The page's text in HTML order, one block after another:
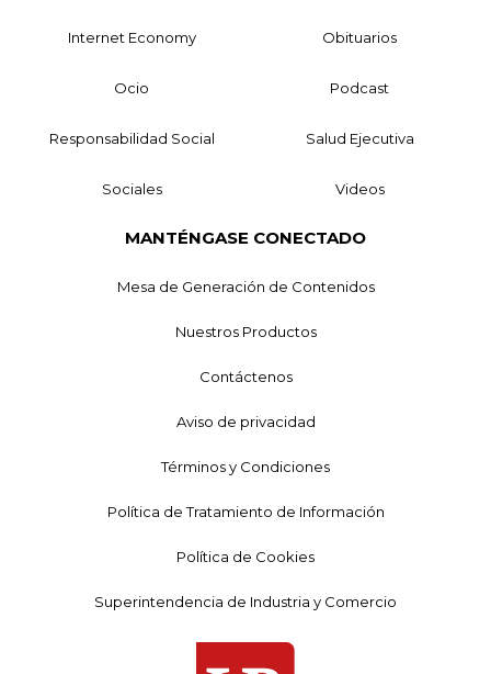
Internet Economy Obituarios
Ocio Podcast
Responsabilidad Social Salud Ejecutiva
Sociales Videos
MANTÉNGASE CONECTADO
Mesa de Generación de Contenidos
Nuestros Productos
Contáctenos
Aviso de privacidad
Términos y Condiciones
Política de Tratamiento de Información
Política de Cookies
Superintendencia de Industria y Comercio